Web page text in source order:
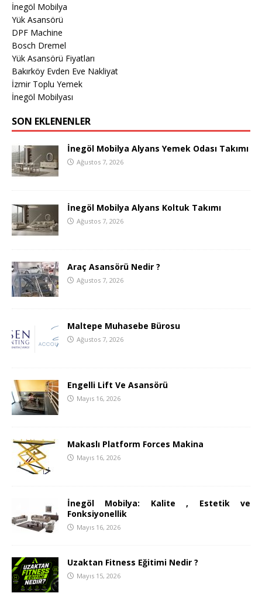
İnegöl Mobilya
Yük Asansörü
DPF Machine
Bosch Dremel
Yük Asansörü Fiyatları
Bakırköy Evden Eve Nakliyat
İzmir Toplu Yemek
İnegöl Mobilyası
SON EKLENENLER
İnegöl Mobilya Alyans Yemek Odası Takımı
Ağustos 7, 2026
İnegöl Mobilya Alyans Koltuk Takımı
Ağustos 7, 2026
Araç Asansörü Nedir ?
Ağustos 7, 2026
Maltepe Muhasebe Bürosu
Ağustos 7, 2026
Engelli Lift Ve Asansörü
Mayıs 16, 2026
Makaslı Platform Forces Makina
Mayıs 16, 2026
İnegöl Mobilya: Kalite , Estetik ve
Fonksiyonellik
Mayıs 16, 2026
Uzaktan Fitness Eğitimi Nedir ?
Mayıs 15, 2026